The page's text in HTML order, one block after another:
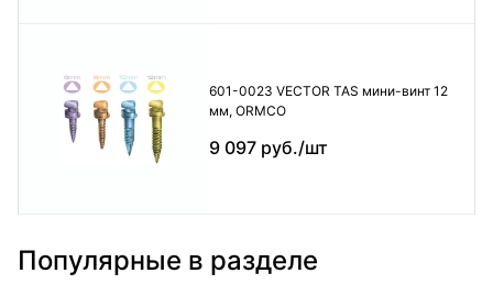
601-0023 VECTOR TAS мини-винт 12
мм, ORMCO
9 097 руб./шт
Популярные в разделе